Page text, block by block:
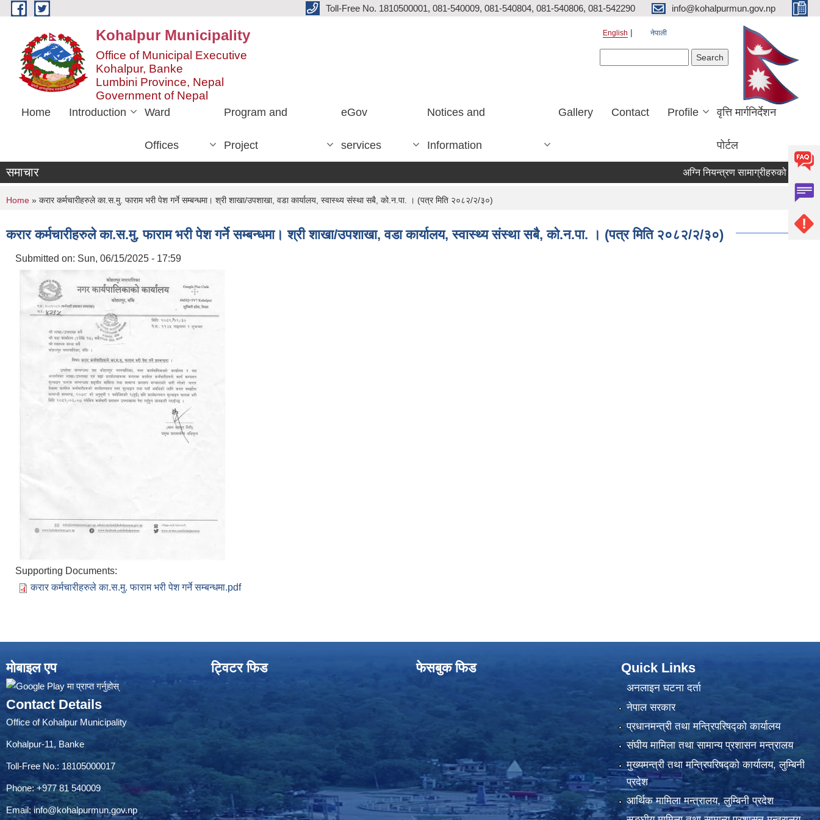
Skip to main content Toll-Free No. 1810500001, 081-540009, 081-540804, 081-540806, 081-542290 info@kohalpurmun.gov.np
Kohalpur Municipality
Office of Municipal Executive
Kohalpur, Banke
Lumbini Province, Nepal
Government of Nepal
English नेपाली
Home Introduction Ward
Offices
Program and
Project
eGov
services
Notices and
Information
Gallery Contact Profile वृत्ति मार्गनिर्देशन
पोर्टल
समाचार
You are here
Home » करार कर्मचारीहरुले का.स.मु. फाराम भरी पेश गर्ने सम्बन्धमा। श्री शाखा/उपशाखा, वडा कार्यालय, स्वास्थ्य संस्था सबै, को.न.पा. । (पत्र मिति २०८२/२/३०)
करार कर्मचारीहरुले का.स.मु. फाराम भरी पेश गर्ने सम्बन्धमा। श्री शाखा/उपशाखा, वडा कार्यालय, स्वास्थ्य संस्था सबै, को.न.पा. । (पत्र मिति २०८२/२/३०)
Submitted on: Sun, 06/15/2025 - 17:59
Supporting Documents:
करार कर्मचारीहरुले का.स.मु. फाराम भरी पेश गर्ने सम्बन्धमा.pdf
मोबाइल एप
Contact Details
Office of Kohalpur Municipality
Kohalpur-11, Banke
Toll-Free No.: 18105000017
Phone: +977 81 540009
Email: info@kohalpurmun.gov.np
ट्विटर फिड फेसबुक फिड Quick Links
अनलाइन घटना दर्ता
नेपाल सरकार
प्रधानमन्त्री तथा मन्त्रिपरिषद्को कार्यालय
संघीय मामिला तथा सामान्य प्रशासन मन्त्रालय
मुख्यमन्त्री तथा मन्त्रिपरिषद्को कार्यालय, लुम्बिनी
प्रदेश
आर्थिक मामिला मन्त्रालय, लुम्बिनी प्रदेश